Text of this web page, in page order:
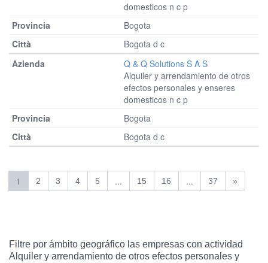
domesticos n c p
Bogota
Bogota d c
Q & Q Solutions S A S
Alquiler y arrendamiento de otros
efectos personales y enseres
domesticos n c p
Bogota
Bogota d c
1 2 3 4 5 ... 15 16 ... 37 »
Filtre por ámbito geográfico las empresas con actividad
Alquiler y arrendamiento de otros efectos personales y